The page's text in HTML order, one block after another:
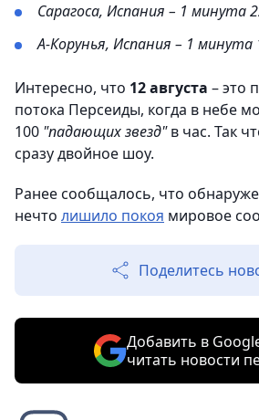
Сарагоса, Испания – 1 минута
А-Корунья, Испания – 1 минута
Интересно, что 12 августа – это
потока Персеиды, когда в небе
100 "падающих звезд"в час. Так
сразу двойное шоу.
Ранее сообщалось, что
нечто лишило покоя мировое
Поделитесь
Добавить в
читать новости